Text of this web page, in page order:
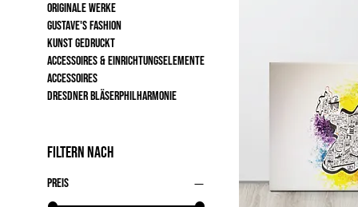
Originale Werke
Gustave's fashion
Kunst gedruckt
Accessoires & Einrichtungselemente
Accessoires
Dresdner Bläserphilharmonie
Filtern nach
Preis